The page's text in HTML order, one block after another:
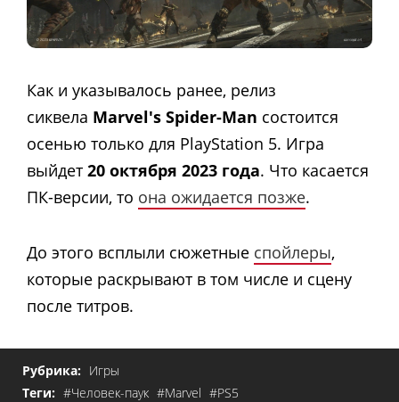
Как и указывалось ранее, релиз
сиквела Marvel's Spider-Man состоится
осенью только для PlayStation 5. Игра
выйдет 20 октября 2023 года. Что касается
ПК-версии, то она ожидается позже.
До этого всплыли сюжетные спойлеры,
которые раскрывают в том числе и сцену
после титров.
Рубрика: Игры
Теги: #Человек-паук #Marvel #PS5